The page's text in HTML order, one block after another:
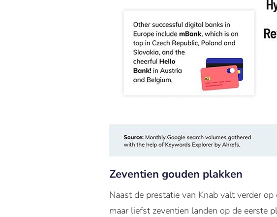
Zeventien gouden plakken
Naast de prestatie van Knab valt verder
maar liefst zeventien landen op de eerste